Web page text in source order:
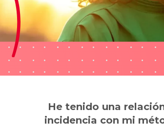
He tenido una
incidencia con mi